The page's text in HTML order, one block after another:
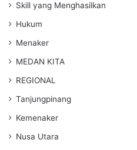
Skill yang Menghasilkan
Hukum
Menaker
MEDAN KITA
REGIONAL
Tanjungpinang
Kemenaker
Nusa Utara